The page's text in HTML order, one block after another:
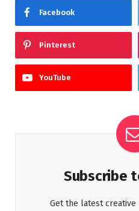
Facebook
Pinterest
YouTube
Subscribe
Get the latest creative